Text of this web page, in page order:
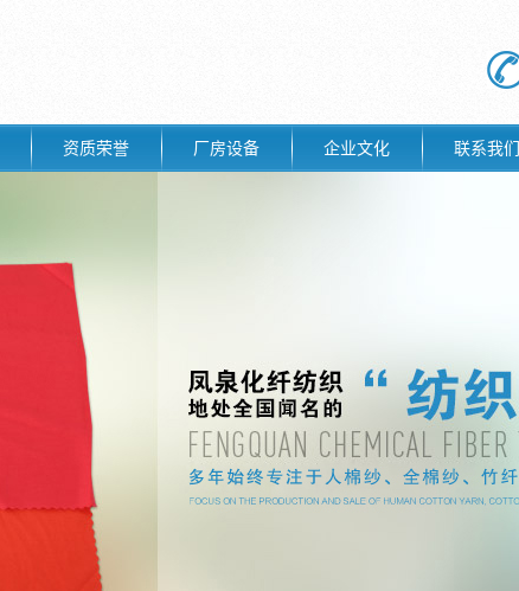
资质荣誉 厂房设备 企业文化 联系我们